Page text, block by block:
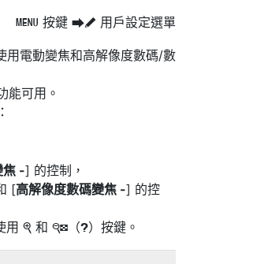
G 按鍵 UA 用戶設定選單
用電動變焦和高解像度數碼/數
能可用。
焦 -] 的控制，
[高解像度數碼變焦 -] 的控
用 X 和 W （Q）按鍵。